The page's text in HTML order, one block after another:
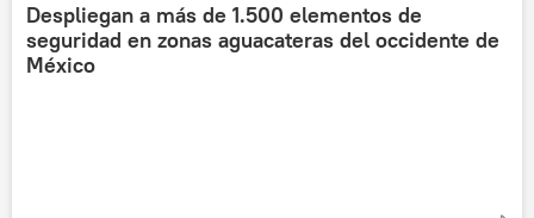
Despliegan a más de 1.500 elementos de
seguridad en zonas aguacateras del occidente de
México